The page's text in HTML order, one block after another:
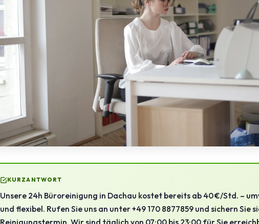
KURZANTWORT
Unsere 24h Büroreinigung in Dachau kostet bereits ab 40 €/Std. –
und flexibel. Rufen Sie uns an unter +49 170 8877859 und sichern Sie
Reinigungstermin. Wir sind täglich von 07:00 bis 23:00 für Sie